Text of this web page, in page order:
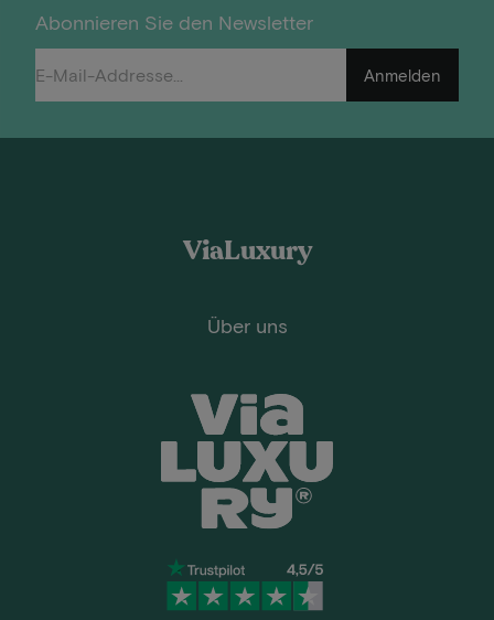
Abonnieren Sie den Newsletter
Anmelden
ViaLuxury
Über uns